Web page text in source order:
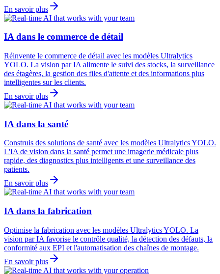
En savoir plus
IA dans le commerce de détail
Réinvente le commerce de détail avec les modèles Ultralytics
YOLO. La vision par IA alimente le suivi des stocks, la surveillance
des étagères, la gestion des files d'attente et des informations plus
intelligentes sur les clients.
En savoir plus
IA dans la santé
Construis des solutions de santé avec les modèles Ultralytics YOLO.
L'IA de vision dans la santé permet une imagerie médicale plus
rapide, des diagnostics plus intelligents et une surveillance des
patients.
En savoir plus
IA dans la fabrication
Optimise la fabrication avec les modèles Ultralytics YOLO. La
vision par IA favorise le contrôle qualité, la détection des défauts, la
conformité aux EPI et l'automatisation des chaînes de montage.
En savoir plus